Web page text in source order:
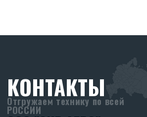
Адрес производства:
347706, Ростовская обл., Кагальницкий
район, ст. Кировская, ул. Московская 118.